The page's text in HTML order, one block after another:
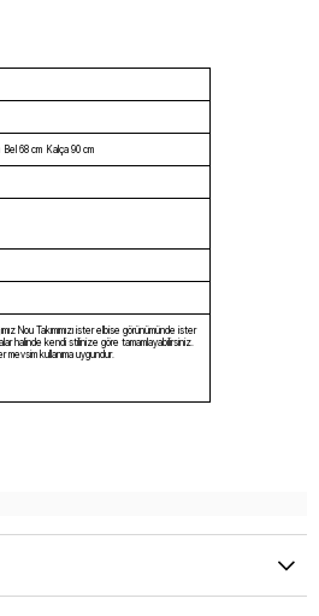
Bel 68 cm Kalça 90 cm
Nou Takımımızı ister elbise görünümünde ister
halinde kendi stilinize göre tamamlayabilirsiniz.
mevsim kullanıma uygundur.